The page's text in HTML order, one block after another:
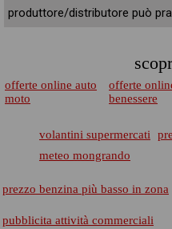
produttore/distributore può
offerte online auto
moto
offerte
benessere
volantini supermercati
meteo mongrando
prezzo benzina più basso in zona
pubblicita attività commerciali